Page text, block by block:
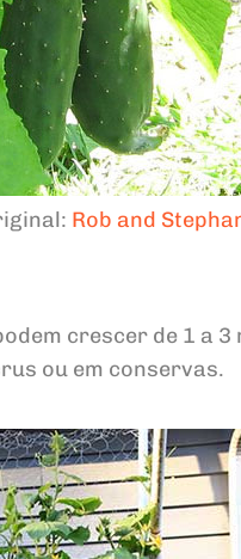
Rob and
crescer de 1 a
ou em conservas.